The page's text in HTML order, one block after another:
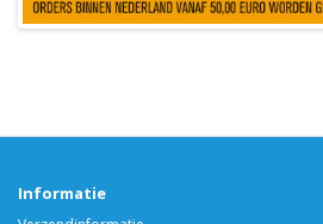
Informatie